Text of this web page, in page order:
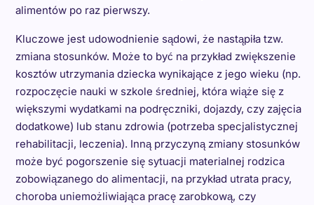
alimentów po raz pierwszy.
Kluczowe jest udowodnienie sądowi, że nastąpiła tzw.
zmiana stosunków. Może to być na przykład zwiększenie
kosztów utrzymania dziecka wynikające z jego wieku (np.
rozpoczęcie nauki w szkole średniej, która wiąże się z
większymi wydatkami na podręczniki, dojazdy, czy zajęcia
dodatkowe) lub stanu zdrowia (potrzeba specjalistycznej
rehabilitacji, leczenia). Inną przyczyną zmiany stosunków
może być pogorszenie się sytuacji materialnej rodzica
zobowiązanego do alimentacji, na przykład utrata pracy,
choroba uniemożliwiająca pracę zarobkową, czy